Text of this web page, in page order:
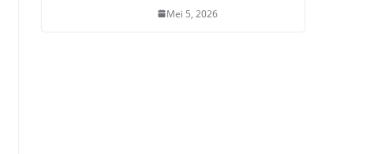
Mei 5, 2026